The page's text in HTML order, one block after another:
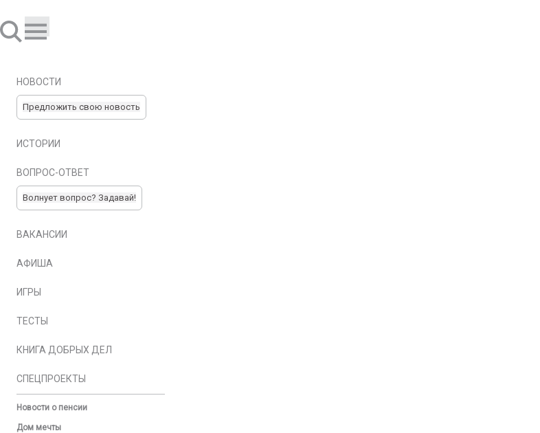
НОВОСТИ
Предложить свою новость
ИСТОРИИ
ВОПРОС-ОТВЕТ
Волнует вопрос? Задавай!
ВАКАНСИИ
АФИША
ИГРЫ
ТЕСТЫ
КНИГА ДОБРЫХ ДЕЛ
СПЕЦПРОЕКТЫ
Новости о пенсии
Дом мечты